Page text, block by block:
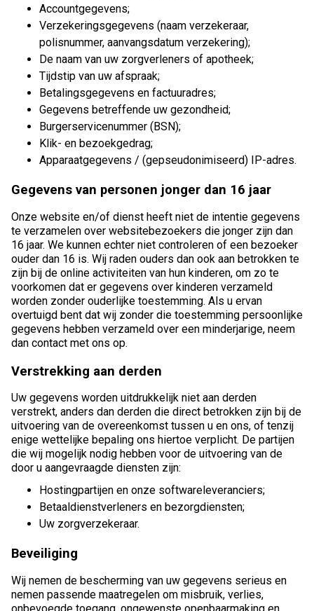
Accountgegevens;
Verzekeringsgegevens (naam verzekeraar,
polisnummer, aanvangsdatum verzekering);
De naam van uw zorgverleners of apotheek;
Tijdstip van uw afspraak;
Betalingsgegevens en factuuradres;
Gegevens betreffende uw gezondheid;
Burgerservicenummer (BSN);
Klik- en bezoekgedrag;
Apparaatgegevens / (gepseudonimiseerd) IP-adres.
Gegevens van personen jonger dan 16 jaar
Onze website en/of dienst heeft niet de intentie gegevens
te verzamelen over websitebezoekers die jonger zijn dan
16 jaar. We kunnen echter niet controleren of een bezoeker
ouder dan 16 is. Wij raden ouders dan ook aan betrokken te
zijn bij de online activiteiten van hun kinderen, om zo te
voorkomen dat er gegevens over kinderen verzameld
worden zonder ouderlijke toestemming. Als u ervan
overtuigd bent dat wij zonder die toestemming persoonlijke
gegevens hebben verzameld over een minderjarige, neem
dan contact met ons op.
Verstrekking aan derden
Uw gegevens worden uitdrukkelijk niet aan derden
verstrekt, anders dan derden die direct betrokken zijn bij de
uitvoering van de overeenkomst tussen u en ons, of tenzij
enige wettelijke bepaling ons hiertoe verplicht. De partijen
die wij mogelijk nodig hebben voor de uitvoering van de
door u aangevraagde diensten zijn:
Hostingpartijen en onze softwareleveranciers;
Betaaldienstverleners en bezorgdiensten;
Uw zorgverzekeraar.
Beveiliging
Wij nemen de bescherming van uw gegevens serieus en
nemen passende maatregelen om misbruik, verlies,
onbevoegde toegang, ongewenste openbaarmaking en